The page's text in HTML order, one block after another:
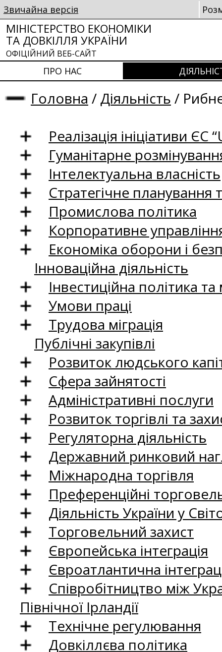
Звичайна версія
МІНІСТЕРСТВО ЕКОНОМІКИ
ТА ДОВКІЛЛЯ УКРАЇНИ
ОФІЦІЙНИЙ ВЕБ-САЙТ
ПРО НАС
Головна / Діяльність /
Реалізація ініціативи ЄС
Гуманітарне
Інтелектуальна власність
Стратегічне
Промислова політика
Корпоративне
Економіка оборони і
Інноваційна діяльність
Інвестиційна політика
Умови праці
Трудова міграція
Публічні закупівлі
Розвиток людського
Сфера зайнятості
Адміністративні послуги
Розвиток торгівлі та
Регуляторна діяльність
Державний ринковий
Міжнародна торгівля
Преференційні
Діяльність України у
Торговельний захист
Європейська інтеграція
Євроатлантична
Співробітництво між
Північної Ірландії
Технічне регулювання
Довкіллєва політика